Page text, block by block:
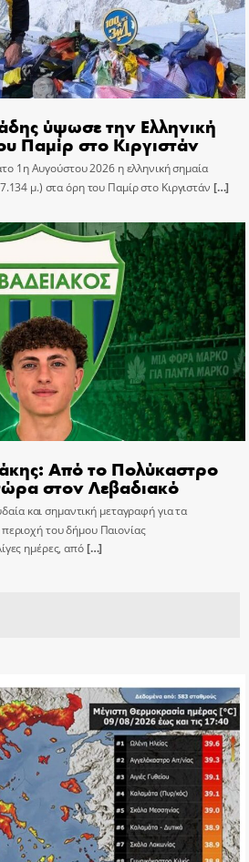
ύψωσε την Ελληνική
Παμίρ στο Κιργιστάν
1η Αυγούστου 2026 η ελληνική σημαία
μ.) στα όρη του Παμίρ στο Κιργιστάν […]
Από το Πολύκαστρο
στον Λεβαδιακό
και σημαντική μεταγραφή για τα
του δήμου Παιονίας
ημέρες, από[…]